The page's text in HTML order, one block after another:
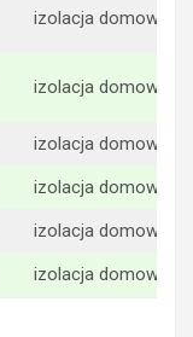
izolacja domowa
izolacja domowa
izolacja domowa
izolacja domowa
izolacja domowa
izolacja domowa